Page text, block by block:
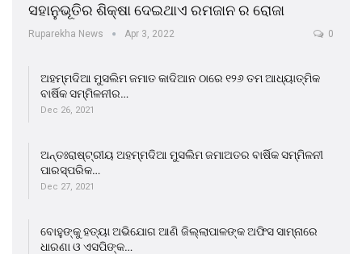
ସହାନୁଭୂତିର ଶିକ୍ଷା ଦେଇଥାଏ ରମଜାନ ର ରୋଜା
Ruparekha News Apr 3, 2022 0
ଅହମ୍ମଦିଆ ମୁସଲିମ ଜମାତ କାଦିଆନ ଠାରେ ୧୨୬ ତମ ଆଧ୍ୟାତ୍ମିକ
ବାର୍ଷିକ ସମ୍ମିଳନୀର…
Dec 26, 2021
ଅନ୍ତଃରାଷ୍ଟ୍ରୀୟ ଅହମ୍ମଦିଆ ମୁସଲିମ ଜମାଅତର ବାର୍ଷିକ ସମ୍ମିଳନୀ
ପାରସ୍ପରିକ…
Dec 27, 2021
ବୋହୁଙ୍କୁ ହତ୍ୟା ଅଭିଯୋଗ ଆଣି ଜିଲ୍ଲାପାଳଙ୍କ ଅଫିସ ସାମ୍ନାରେ
ଧାରଣା ଓ ଏସପିଙ୍କ…